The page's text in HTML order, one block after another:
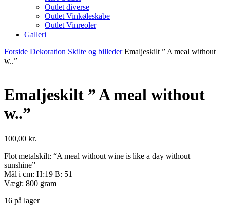
Outlet diverse
Outlet Vinkøleskabe
Outlet Vinreoler
Galleri
Forside Dekoration Skilte og billeder Emaljeskilt ” A meal without
w..”
Emaljeskilt ” A meal without
w..”
100,00 kr.
Flot metalskilt: “A meal without wine is like a day without
sunshine”
Mål i cm: H:19 B: 51
Vægt: 800 gram
16 på lager